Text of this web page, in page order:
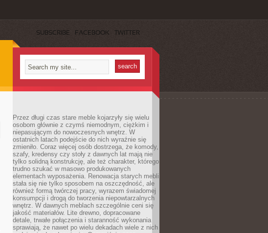
SUBSCRIBE FACEBOOK TWITTER
Przez długi czas stare meble kojarzyły się wielu
osobom głównie z czymś niemodnym, ciężkim i
niepasującym do nowoczesnych wnętrz. W
ostatnich latach podejście do nich wyraźnie się
zmieniło. Coraz więcej osób dostrzega, że komody,
szafy, kredensy czy stoły z dawnych lat mają nie
tylko solidną konstrukcję, ale też charakter, którego
trudno szukać w masowo produkowanych
elementach wyposażenia. Renowacja starych mebli
stała się nie tylko sposobem na oszczędność, ale
również formą twórczej pracy, wyrazem świadomej
konsumpcji i drogą do tworzenia niepowtarzalnych
wnętrz. W dawnych meblach szczególnie ceni się
jakość materiałów. Lite drewno, dopracowane
detale, trwałe połączenia i staranność wykonania
sprawiają, że nawet po wielu dekadach wiele z nich